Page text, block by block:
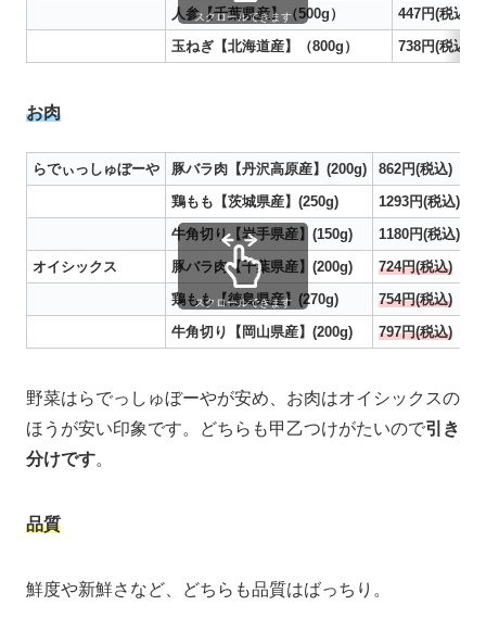
人参【千葉県産】（500g）
447円(税込）
玉ねぎ【北海道産】（800g）
738円(税込)
スクロールできます
お肉
らでぃっしゅぼーや 豚バラ肉【丹沢高原産】(200g)
862円(税込)
鶏もも【茨城県産】(250g)
1293円(税込)
牛角切り【岩手県産】(150g)
1180円(税込)
オイシックス
豚バラ肉【千葉県産】(200g)
724円(税込)
鶏もも【徳島県産】(270g)
754円(税込)
牛角切り【岡山県産】(200g)
797円(税込)
スクロールできます
野菜はらでっしゅぼーやが安め、お肉はオイシックスの
ほうが安い印象です。どちらも甲乙つけがたいので引き
分けです。
品質
鮮度や新鮮さなど、どちらも品質はばっちり。